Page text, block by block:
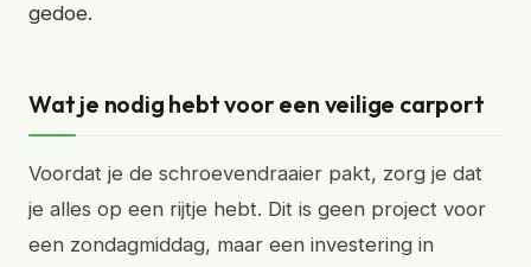
gedoe.
Wat je nodig hebt voor een veilige carport
Voordat je de schroevendraaier pakt, zorg je dat
je alles op een rijtje hebt. Dit is geen project voor
een zondagmiddag, maar een investering in